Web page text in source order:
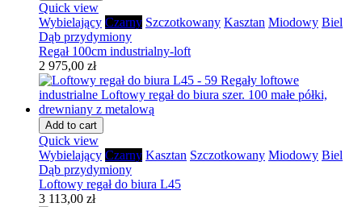
Quick view
Wybielający Czarny Szczotkowany Kasztan Miodowy Biel
Dąb przydymiony
Regał 100cm industrialny-loft
2 975,00 zł
Add to cart
Quick view
Wybielający Czarny Kasztan Szczotkowany Miodowy Biel
Dąb przydymiony
Loftowy regał do biura L45
3 113,00 zł